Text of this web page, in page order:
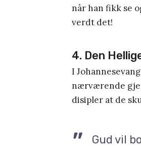
når han fikk se
verdt det!
4. Den
I
nærværende
disipler at de
Gud vil